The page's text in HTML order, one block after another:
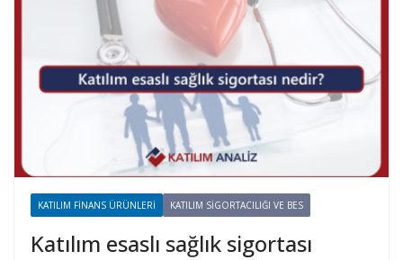
KATILIM FINANS ÜRÜNLERI KATILIM SIGORTACILIĞI VE BES
Katılım esaslı sağlık sigortası